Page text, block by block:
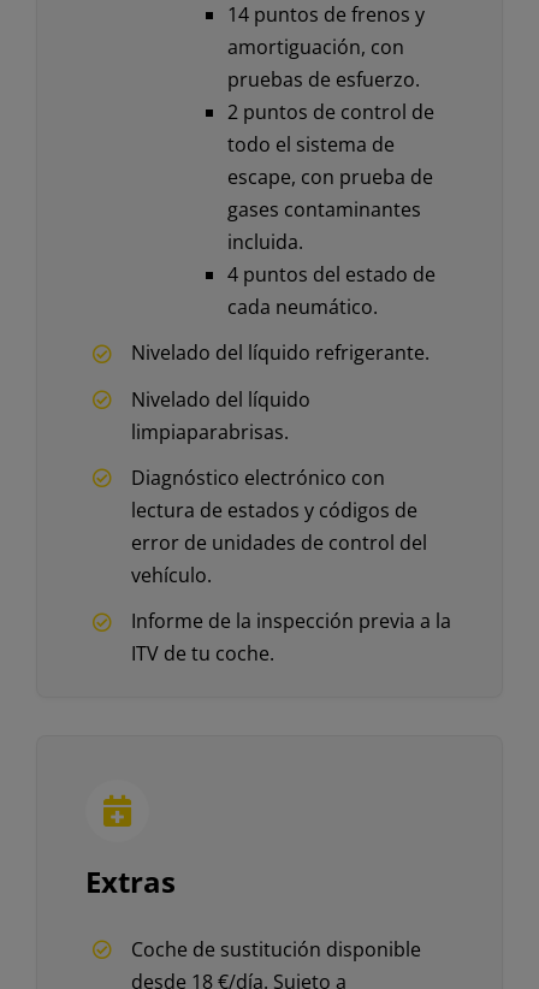
14 puntos de frenos y
amortiguación, con
pruebas de esfuerzo.
2 puntos de control de
todo el sistema de
escape, con prueba de
gases contaminantes
incluida.
4 puntos del estado de
cada neumático.
Nivelado del líquido refrigerante.
Nivelado del líquido
limpiaparabrisas.
Diagnóstico electrónico con
lectura de estados y códigos de
error de unidades de control del
vehículo.
Informe de la inspección previa a la
ITV de tu coche.
Extras
Coche de sustitución disponible
desde 18 €/día. Sujeto a